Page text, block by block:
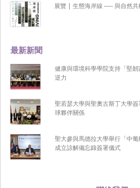
最新新聞
健康與環境科學學院支持「堅
逆力
聖若瑟大學與聖奧古斯丁大學
球夥伴關係
聖大參與馬德拉大學舉行「中葡
成立諒解備忘錄簽署儀式
展覽 | 生態海岸線 ── 與自然共